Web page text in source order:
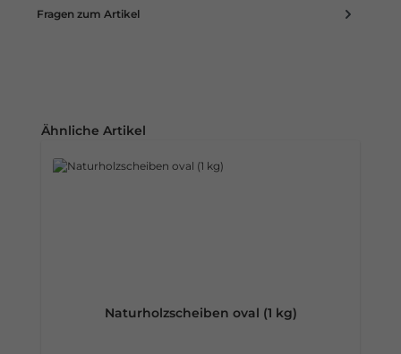
Fragen zum Artikel
Produktgalerie überspringen
Ähnliche Artikel
Naturholzscheiben oval (1 kg)